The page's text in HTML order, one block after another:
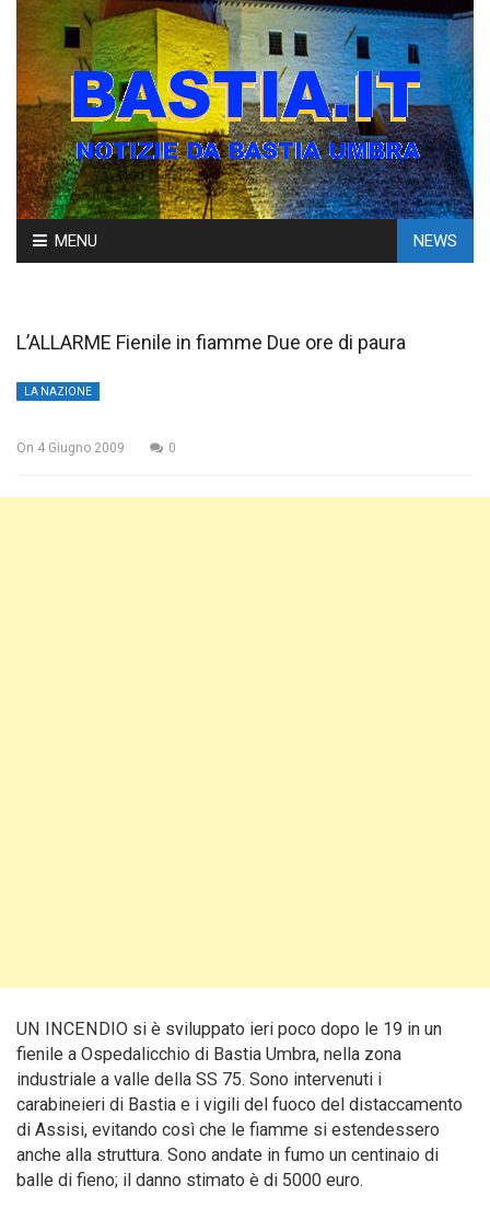
Skip
to
MENU NEWS
L’ALLARME Fienile in fiamme Due ore di paura
LA NAZIONE
On 4 Giugno 2009 0
UN INCENDIO si è sviluppato ieri poco dopo le 19 in un
fienile a Ospedalicchio di Bastia Umbra, nella zona
industriale a valle della SS 75. Sono intervenuti i
carabineieri di Bastia e i vigili del fuoco del distaccamento
di Assisi, evitando così che le fiamme si estendessero
anche alla struttura. Sono andate in fumo un centinaio di
balle di fieno; il danno stimato è di 5000 euro.